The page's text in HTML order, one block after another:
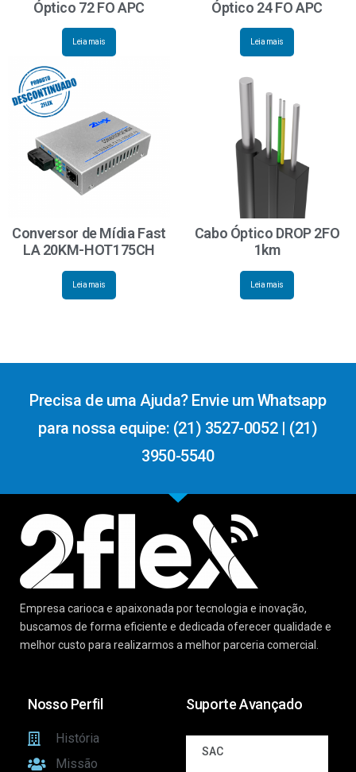
Óptico 72 FO APC
Leia mais
Óptico 24 FO APC
Leia mais
Conversor de Mídia Fast
LA 20KM-HOT175CH
Leia mais
Cabo Óptico DROP 2FO
1km
Leia mais
Precisa de uma Ajuda? Envie um Whatsapp
para nossa equipe: (21) 3527-0052 | (21)
3950-5540
Empresa carioca e apaixonada por tecnologia e inovação,
buscamos de forma eficiente e dedicada oferecer qualidade e
melhor custo para realizarmos a melhor parceria comercial.
Nosso Perfil
História
Missão
Suporte Avançado
SAC